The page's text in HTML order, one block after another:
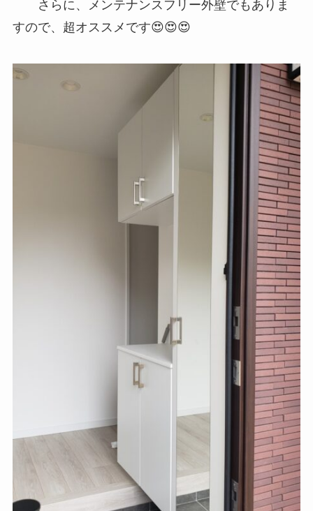
さらに、メンテナンスフリー外壁でもありま
すので、超オススメです😍😍😍